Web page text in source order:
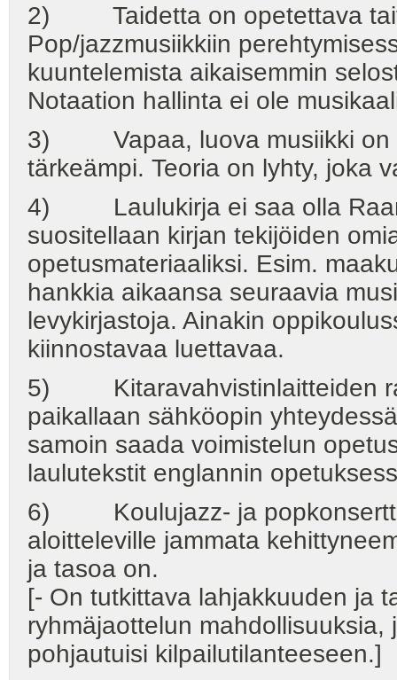
2) Taidetta on opetettava
Pop/jazzmusiikkiin
kuuntelemista aikaisemmin
Notaation hallinta ei ole
3) Vapaa, luova musiikki on
tärkeämpi. Teoria on lyhty, joka
4) Laulukirja ei saa olla
suositellaan kirjan tekijöiden
opetusmateriaaliksi. Esim.
hankkia aikaansa seuraavia
levykirjastoja. Ainakin
kiinnostavaa luettavaa.
5) Kitaravahvistinlaitteiden
paikallaan sähköopin
samoin saada voimistelun
laulutekstit englannin
6) Koulujazz- ja
aloitteleville jammata
ja tasoa on.
[- On tutkittava lahjakkuuden ja
ryhmäjaottelun
pohjautuisi kilpailutilanteeseen.]